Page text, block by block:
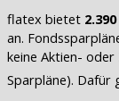
flatex bietet 2.390
an.
keine Aktien-
Sparpläne). Dafür